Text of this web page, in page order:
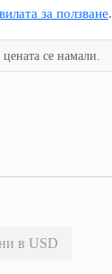
за ползване.
се намали.
в USD